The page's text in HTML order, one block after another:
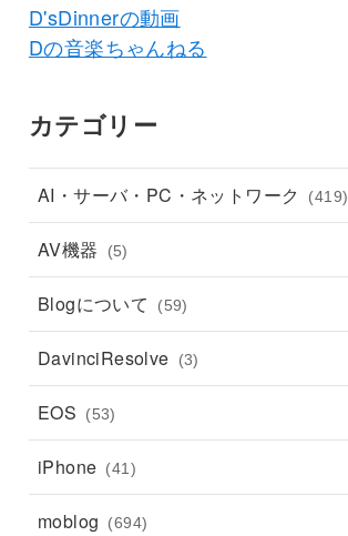
D'sDinnerの動画
Dの音楽ちゃんねる
カテゴリー
AI・サーバ・PC・ネットワーク (419)
AV機器 (5)
Blogについて (59)
DavinciResolve (3)
EOS (53)
iPhone (41)
moblog (694)